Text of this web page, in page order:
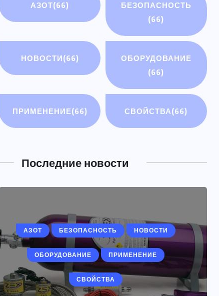
АЗОТ(66)
БЕЗОПАСНОСТЬ
(66)
НОВОСТИ(66)
ОБОРУДОВАНИЕ
(66)
ПРИМЕНЕНИЕ(66) СВОЙСТВА(66)
Последние новости
АЗОТ БЕЗОПАСНОСТЬ НОВОСТИ
ОБОРУДОВАНИЕ ПРИМЕНЕНИЕ
СВОЙСТВА